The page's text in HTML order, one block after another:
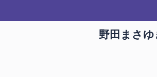
野田まさゆ